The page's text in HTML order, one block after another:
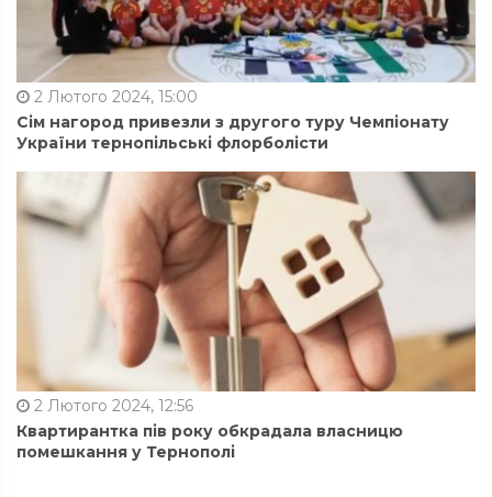
2 Лютого 2024, 15:00
Сім нагород привезли з другого туру Чемпіонату
України тернопільські флорболісти
2 Лютого 2024, 12:56
Квартирантка пів року обкрадала власницю
помешкання у Тернополі